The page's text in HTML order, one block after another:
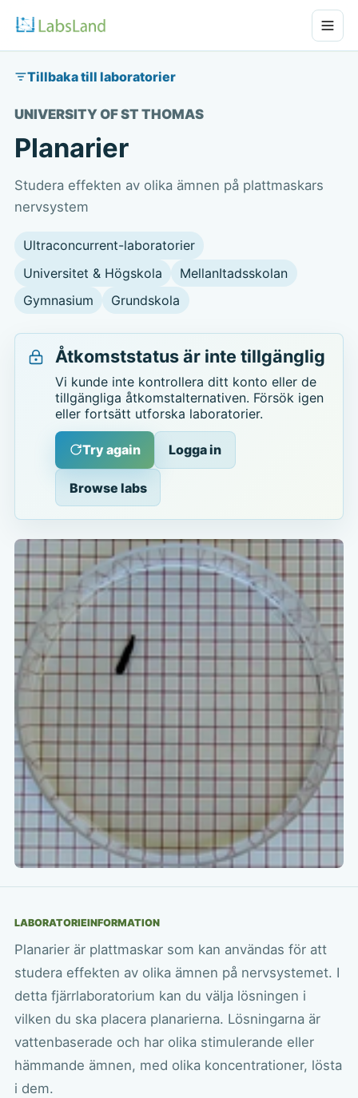
Tillbaka till laboratorier
UNIVERSITY OF ST THOMAS
Planarier
Studera effekten av olika ämnen på plattmaskars
nervsystem
Ultraconcurrent-laboratorier
Universitet & Högskola
MellanItadsskolan
Gymnasium
Grundskola
Åtkomststatus är inte tillgänglig
Vi kunde inte kontrollera ditt konto eller de
tillgängliga åtkomstalternativen. Försök igen
eller fortsätt utforska laboratorier.
Try again Logga in
Browse labs
LABORATORIEINFORMATION
Planarier är plattmaskar som kan användas för att
studera effekten av olika ämnen på nervsystemet. I
detta fjärrlaboratorium kan du välja lösningen i
vilken du ska placera planarierna. Lösningarna är
vattenbaserade och har olika stimulerande eller
hämmande ämnen, med olika koncentrationer, lösta
i dem.